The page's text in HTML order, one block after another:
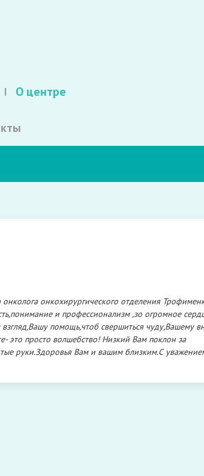
О центре
онколога онкохирургического отделения
и профессионализм ,зо огромное
помощь,чтоб свершиться чуду,Вашему
это просто волшебство! Низкий Вам поклон за
руки.Здоровья Вам и вашим близким.С